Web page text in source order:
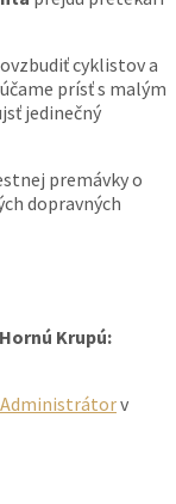
cyklistov a
prísť s malým
jedinečný
premávky o
dopravných
Krupú:
Administrátorv